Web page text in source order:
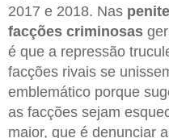
2017 e 2018. Nas
facções criminosas
é que a repressão
facções rivais se
emblemático porque
as facções sejam
maior, que é denunciar